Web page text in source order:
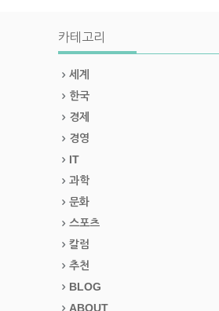
카테고리
세계
한국
경제
경영
IT
과학
문화
스포츠
칼럼
추천
BLOG
ABOUT